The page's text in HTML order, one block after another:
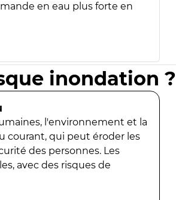
en eau plus forte en
inondation ?
l'environnement et la
courant, qui peut éroder les
des personnes. Les
avec des risques de